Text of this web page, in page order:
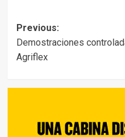
Post
navigation
Previous:
Demostraciones
Agriflex